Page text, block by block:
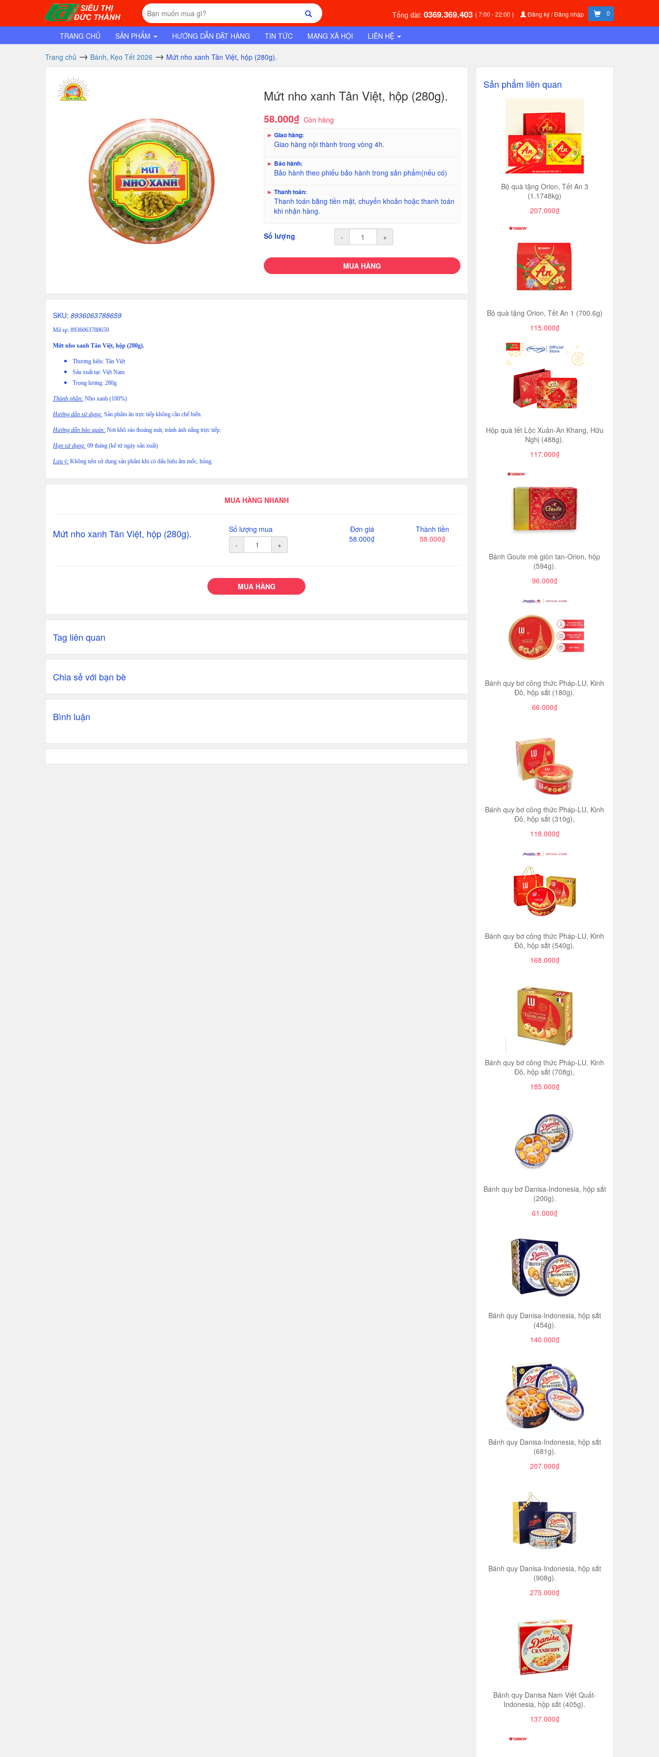
Tổng đài: 0369.369.403 ( 7:00 - 22:00 ) Đăng ký / Đăng nhập 0
TRANG CHỦ SẢN PHẨM HƯỚNG DẪN ĐẶT HÀNG TIN TỨC MẠNG XÃ HỘI LIÊN HỆ
Trang chủ Bánh, Kẹo Tết 2026 Mứt nho xanh Tân Việt, hộp (280g).
Mứt nho xanh Tân Việt, hộp (280g).
58.000₫ Còn hàng
► Giao hàng:
Giao hàng nội thành trong vòng 4h.
► Bảo hành:
Bảo hành theo phiếu bảo hành trong sản phẩm(nếu có)
► Thanh toán:
Thanh toán bằng tiền mặt, chuyển khoản hoặc thanh toán
khi nhận hàng.
Số lượng - +
MUA HÀNG
SKU: 8936063788659
Mã sp: 8936063788659
Mứt nho xanh Tân Việt, hộp (280g).
Thương hiệu: Tân Việt
Sản xuất tại: Việt Nam
Trọng lượng: 280g
Thành phần: Nho xanh (100%)
Hướng dẫn sử dụng: Sản phẩm ăn trực tiếp không cần chế biến.
Hướng dẫn bảo quản: Nơi khô ráo thoáng mát, tránh ánh nắng trực tiếp.
Hạn sử dụng: 09 tháng (kể từ ngày sản xuất)
Lưu ý: Không nên sử dụng sản phẩm khi có dấu hiệu ẩm mốc, hỏng.
MUA HÀNG NHANH
Mứt nho xanh Tân Việt, hộp (280g).
Số lượng mua
-
+
Đơn giá
58.000₫
Thành tiền
58.000₫
MUA HÀNG
Tag liên quan
Chia sẻ với bạn bè
Bình luận
Sản phẩm liên quan
Bộ quà tặng Orion, Tết An 3
(1.1748kg)
207.000₫
Bộ quà tặng Orion, Tết An 1 (700.6g)
115.000₫
Hộp quà tết Lộc Xuân-An Khang, Hữu
Nghị (488g).
117.000₫
Bánh Goute mè giòn tan-Orion, hộp
(594g).
96.000₫
Bánh quy bơ công thức Pháp-LU, Kinh
Đô, hộp sắt (180g).
66.000₫
Bánh quy bơ công thức Pháp-LU, Kinh
Đô, hộp sắt (310g),
118.000₫
Bánh quy bơ công thức Pháp-LU, Kinh
Đô, hộp sắt (540g).
168.000₫
Bánh quy bơ công thức Pháp-LU, Kinh
Đô, hộp sắt (708g),
185.000₫
Bánh quy bơ Danisa-Indonesia, hộp sắt
(200g).
61.000₫
Bánh quy Danisa-Indonesia, hộp sắt
(454g).
140.000₫
Bánh quy Danisa-Indonesia, hộp sắt
(681g).
207.000₫
Bánh quy Danisa-Indonesia, hộp sắt
(908g).
275.000₫
Bánh quy Danisa Nam Việt Quất-
Indonesia, hộp sắt (405g).
137.000₫